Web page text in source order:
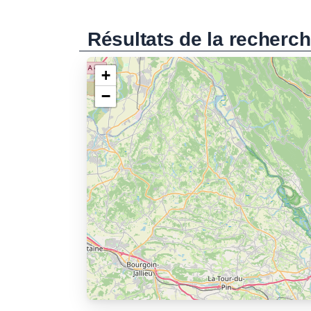
Résultats de la
+
−